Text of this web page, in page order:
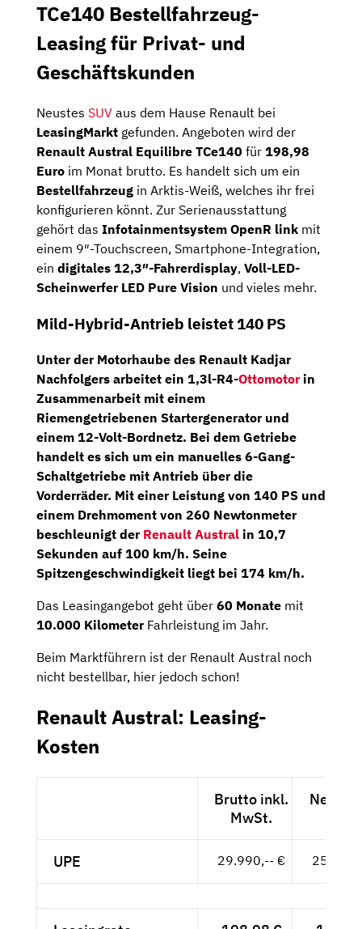
TCe140 Bestellfahrzeug-
Leasing für Privat- und
Geschäftskunden
Neustes SUV aus dem Hause Renault bei
LeasingMarkt gefunden. Angeboten wird der
Renault Austral Equilibre TCe140 für 198,98
Euro im Monat brutto. Es handelt sich um ein
Bestellfahrzeug in Arktis-Weiß, welches ihr frei
konfigurieren könnt. Zur Serienausstattung
gehört das Infotainmentsystem OpenR link mit
einem 9″-Touchscreen, Smartphone-Integration,
ein digitales 12,3″-Fahrerdisplay, Voll-LED-
Scheinwerfer LED Pure Vision und vieles mehr.
Mild-Hybrid-Antrieb leistet 140 PS
Unter der Motorhaube des Renault Kadjar
Nachfolgers arbeitet ein 1,3l-R4-Ottomotor in
Zusammenarbeit mit einem
Riemengetriebenen Startergenerator und
einem 12-Volt-Bordnetz. Bei dem Getriebe
handelt es sich um ein manuelles 6-Gang-
Schaltgetriebe mit Antrieb über die
Vorderräder. Mit einer Leistung von 140 PS und
einem Drehmoment von 260 Newtonmeter
beschleunigt der Renault Austral in 10,7
Sekunden auf 100 km/h. Seine
Spitzengeschwindigkeit liegt bei 174 km/h.
Das Leasingangebot geht über 60 Monate mit
10.000 KilometerFahrleistung im Jahr.
Beim Marktführern ist der Renault Austral noch
nicht bestellbar, hier jedoch schon!
Renault Austral: Leasing-
Kosten
Brutto inkl.
MwSt.
Netto
UPE 29.990,-- €